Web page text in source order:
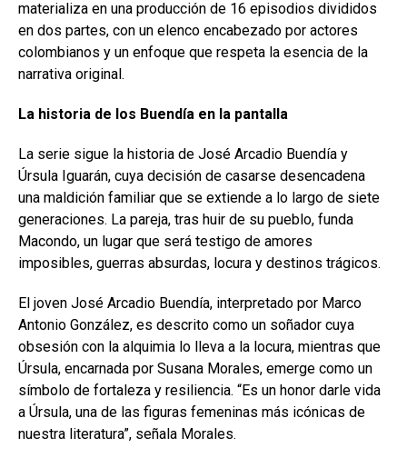
materializa en una producción de 16 episodios divididos
en dos partes, con un elenco encabezado por actores
colombianos y un enfoque que respeta la esencia de la
narrativa original.
La historia de los Buendía en la pantalla
La serie sigue la historia de José Arcadio Buendía y
Úrsula Iguarán, cuya decisión de casarse desencadena
una maldición familiar que se extiende a lo largo de siete
generaciones. La pareja, tras huir de su pueblo, funda
Macondo, un lugar que será testigo de amores
imposibles, guerras absurdas, locura y destinos trágicos.
El joven José Arcadio Buendía, interpretado por Marco
Antonio González, es descrito como un soñador cuya
obsesión con la alquimia lo lleva a la locura, mientras que
Úrsula, encarnada por Susana Morales, emerge como un
símbolo de fortaleza y resiliencia. “Es un honor darle vida
a Úrsula, una de las figuras femeninas más icónicas de
nuestra literatura”, señala Morales.